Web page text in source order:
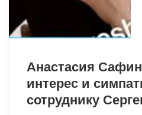
Анастасия
интерес и
сотруднику